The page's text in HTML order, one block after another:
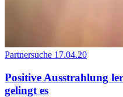
Partnersuche 17.04.20
Positive Ausstrahlung
gelingt es